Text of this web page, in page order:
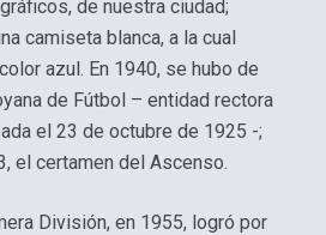
de nuestra ciudad;
camiseta blanca, a la cual
azul. En 1940, se hubo de
de Fútbol – entidad rectora
el 23 de octubre de 1925 -;
el certamen del Ascenso.
División, en 1955, logró por